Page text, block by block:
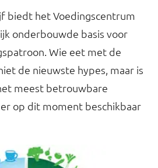
biedt het Voedingscentrum
onderbouwde basis voor
Wie eet met de
de nieuwste hypes, maar is
meest betrouwbare
op dit moment beschikbaar